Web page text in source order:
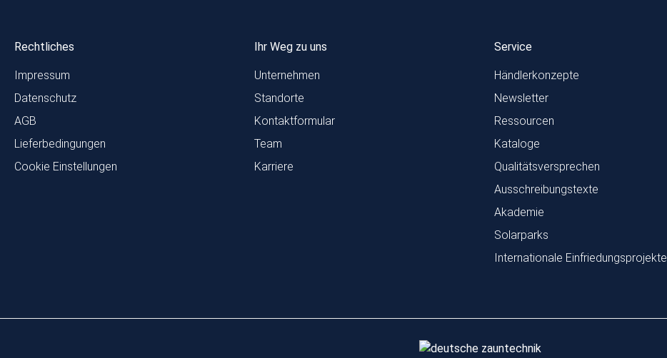
Rechtliches
Impressum
Datenschutz
AGB
Lieferbedingungen
Cookie Einstellungen
Ihr Weg zu uns
Unternehmen
Standorte
Kontaktformular
Team
Karriere
Service
Händlerkonzepte
Newsletter
Ressourcen
Kataloge
Qualitätsversprechen
Ausschreibungstexte
Akademie
Solarparks
Internationale Einfriedungsprojekte